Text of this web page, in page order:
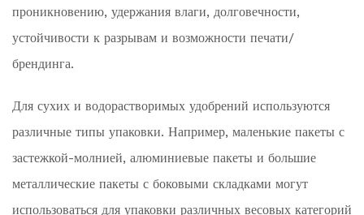
проникновению, удержания влаги, долговечности,
устойчивости к разрывам и возможности печати/
брендинга.
Для сухих и водорастворимых удобрений используются
различные типы упаковки. Например, маленькие пакеты с
застежкой-молнией, алюминиевые пакеты и большие
металлические пакеты с боковыми складками могут
использоваться для упаковки различных весовых категорий